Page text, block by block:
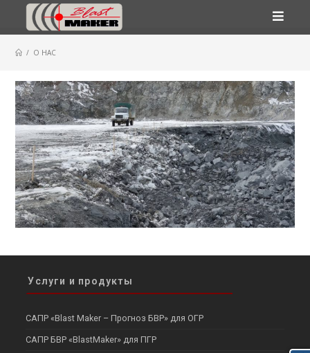
Перейти
/ О НАС
Услуги и продукты
САПР «Blast Maker – Прогноз БВР» для ОГР
САПР БВР «BlastMaker» для ПГР